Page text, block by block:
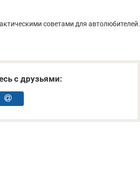
советами для автолюбителей.
с друзьями: